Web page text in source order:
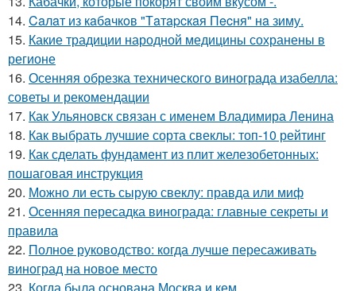
14. Caлaт из кaбaчкoв "Тaтapcкaя Пecня" нa зиму.
15. Какие традиции народной медицины сохранены в
регионе
16. Осенняя обрезка технического винограда изабелла:
советы и рекомендации
17. Как Ульяновск связан с именем Владимира Ленина
18. Как выбрать лучшие сорта свеклы: топ-10 рейтинг
19. Как сделать фундамент из плит железобетонных:
пошаговая инструкция
20. Можно ли есть сырую свеклу: правда или миф
21. Осенняя пересадка винограда: главные секреты и
правила
22. Полное руководство: когда лучше пересаживать
виноград на новое место